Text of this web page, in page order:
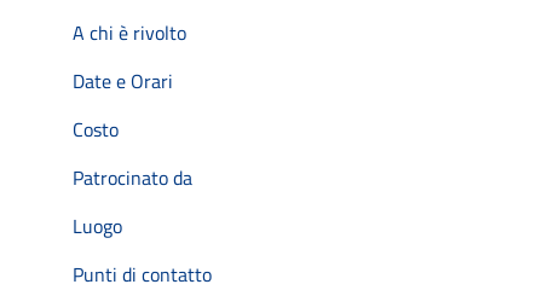
A chi è rivolto
Date e Orari
Costo
Patrocinato da
Luogo
Punti di contatto